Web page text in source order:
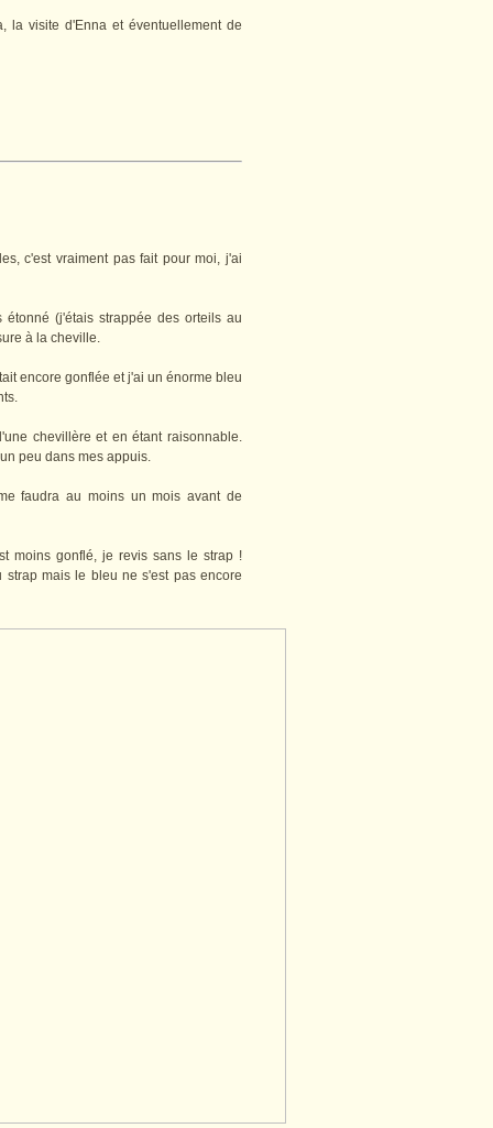
la visite d'Enna et éventuellement de
c'est vraiment pas fait pour moi, j'ai
(j'étais strappée des orteils au
à la cheville.
encore gonflée et j'ai un énorme bleu
chevillère et en étant raisonnable.
peu dans mes appuis.
faudra au moins un mois avant de
moins gonflé, je revis sans le strap !
mais le bleu ne s'est pas encore